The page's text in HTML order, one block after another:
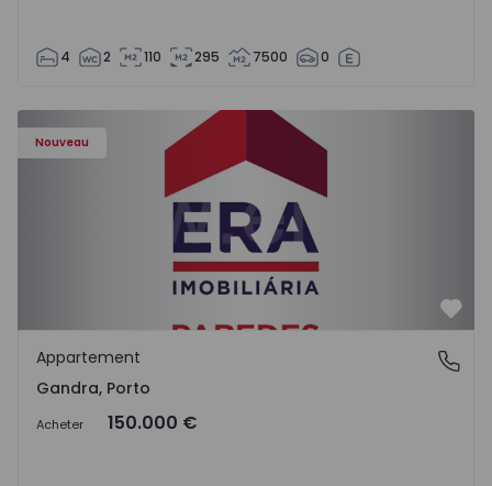
4 2 110 295 7500 0
Nouveau
Appartement T0 Paredes, Gandra - 1575265 - 1
Gandra, Porto
Appartement
Gandra, Porto
Acheter 150.000 €